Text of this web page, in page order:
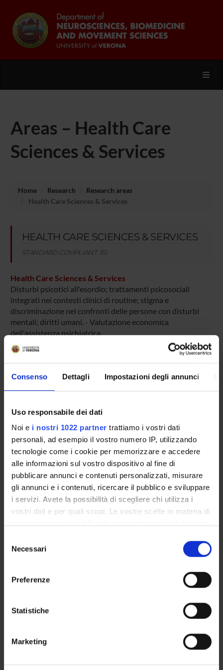
Consenso Dettagli Impostazioni degli annunci
Uso responsabile dei dati
Noi e i nostri 1022 partner trattiamo i vostri dati
personali, ad esempio il vostro numero IP, utilizzando
tecnologie come i cookie per memorizzare e accedere
alle informazioni sul vostro dispositivo al fine di
pubblicare annunci e contenuti personalizzati, misurare
gli annunci e i contenuti, ricercare il pubblico e sviluppare
i servizi. Avete la possibilità di scegliere chi utilizza i
vostri dati e per quali scopi. Le vostre scelte in materia di
modificare o revocare il proprio consenso in qualsiasi
momento dalla Dichiarazione sui cookie o facendo clic
raccogliere informazioni sulla tua posizione
geografica, con un'approssimazione di qualche
Identificare il tuo dispositivo, scansionandolo
delNecessari
Preferenze
Statistiche
Marketing
Areas – Health Care
Sciences & Services
Home Research
Research areas
Health Care Sciences & Services
HEALTH CARE SCIENCES & SERVICES
STANDARD COMPLIANT ISI
Health Care Sciences & Services
Disturbi psicotici all'esordio; trattamenti psicosociali
integrati nei contesti clinici di routine; stigma e
discriminazione nei confronti delle persone con disturbi
mentali; diritti umani. - Valutazione economica
dell'assistenza psichiatrica
RESEARCH GROUPS
SECTIONS
RESEARCH FACILITIES
CENTRI
Contacts